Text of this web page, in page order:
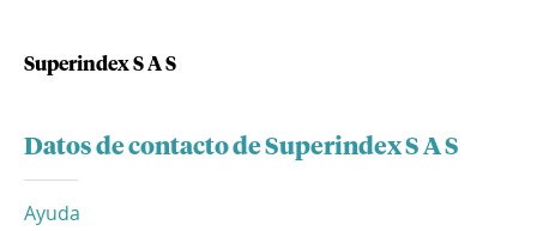
Superindex S A S
Datos de contacto de Superindex S A S
Ayuda